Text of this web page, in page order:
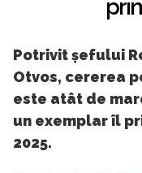
Potrivit șefului
Otvos, cererea
este atât de
un exemplar îl
2025.